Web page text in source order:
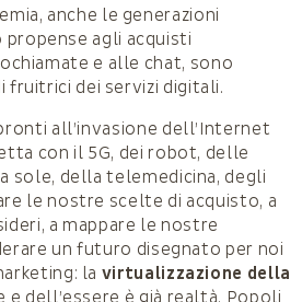
anche le generazioni
propense agli acquisti
e alle chat, sono
fruitrici dei servizi digitali.
all’invasione dell’Internet
con il 5G, dei robot, delle
sole, della telemedicina, degli
le nostre scelte di acquisto, a
a mappare le nostre
un futuro disegnato per noi
la virtualizzazione della